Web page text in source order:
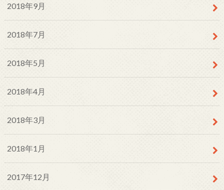
2018年9月
2018年7月
2018年5月
2018年4月
2018年3月
2018年1月
2017年12月